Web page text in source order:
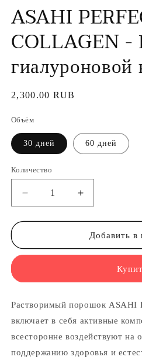
модальном
окне
ASAHI
COLLAGEN -
гиалуроновой
Обычная
2,300.00 RUB
Объём
30 дней 60 дней
Количество
Уменьшить
количество
ASAHI
COLLAGEN
с
кислотой
Увеличить
количество
ASAHI
PERFECT
COLLAGEN
Коллаген
с
кислотой
Добавить в
Растворимый порошок ASAHI
включает в себя активные
всесторонне воздействуют на
поддержанию здоровья и